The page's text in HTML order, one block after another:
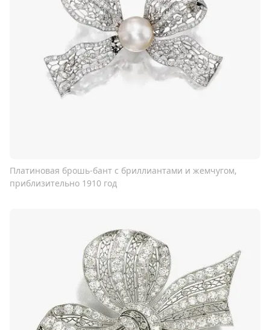
Платиновая брошь-бант с бриллиантами и жемчугом,
приблизительно 1910 год